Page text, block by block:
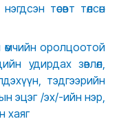
төсөвт төлсөн
оролцоотой
удирдах зөвлөл,
тэдгээрийн
эцэг /эх/-ийн нэр,
хаяг